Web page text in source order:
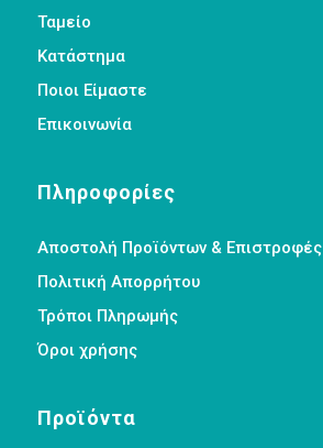
Ταμείο
Κατάστημα
Ποιοι Είμαστε
Επικοινωνία
Πληροφορίες
Αποστολή Προϊόντων & Επιστροφές
Πολιτική Απορρήτου
Τρόποι Πληρωμής
Όροι χρήσης
Προϊόντα